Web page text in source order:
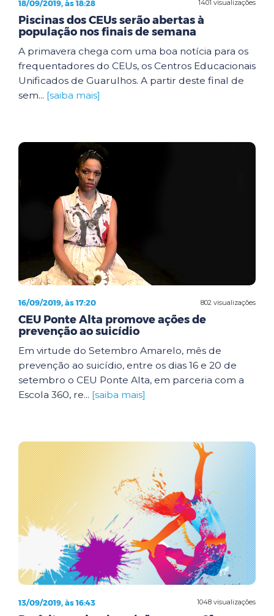
1401 visualizações
18/09/2019, às 18:28
Piscinas dos CEUs serão abertas à
população nos finais de semana
A primavera chega com uma boa notícia para os
frequentadores do CEUs, os Centros Educacionais
Unificados de Guarulhos. A partir deste final de
sem... [saiba mais]
802 visualizações
16/09/2019, às 17:20
CEU Ponte Alta promove ações de
prevenção ao suicídio
Em virtude do Setembro Amarelo, mês de
prevenção ao suicídio, entre os dias 16 e 20 de
setembro o CEU Ponte Alta, em parceria com a
Escola 360, re... [saiba mais]
1048 visualizações
13/09/2019, às 16:43